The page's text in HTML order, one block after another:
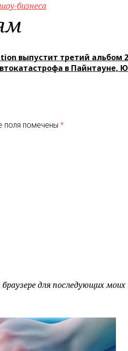
бизнеса
выпустит третий альбом
в Пайнтауне,
поля помечены *
для последующих